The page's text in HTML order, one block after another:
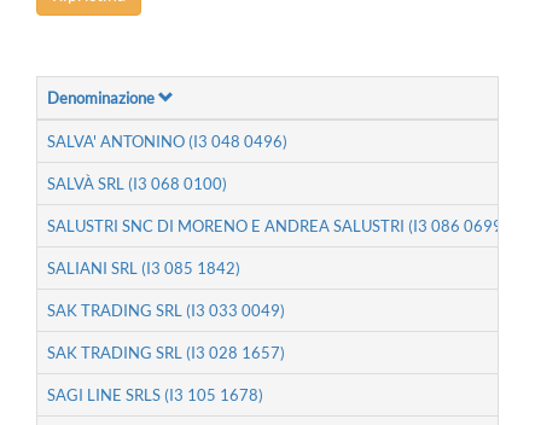
Denominazione
SALVA' ANTONINO (I3 048 0496)
SALVÀ SRL (I3 068 0100)
SALUSTRI SNC DI MORENO E ANDREA SALUSTRI (I3 086 0699)
SALIANI SRL (I3 085 1842)
SAK TRADING SRL (I3 033 0049)
SAK TRADING SRL (I3 028 1657)
SAGI LINE SRLS (I3 105 1678)